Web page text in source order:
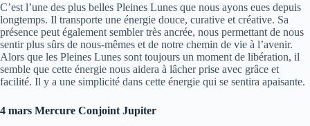
C’est l’une des plus belles Pleines Lunes que nous ayons eues depuis
longtemps. Il transporte une énergie douce, curative et créative. Sa
présence peut également sembler très ancrée, nous permettant de nous
sentir plus sûrs de nous-mêmes et de notre chemin de vie à l’avenir.
Alors que les Pleines Lunes sont toujours un moment de libération, il
semble que cette énergie nous aidera à lâcher prise avec grâce et
facilité. Il y a une simplicité dans cette énergie qui se sentira apaisante.
4 mars Mercure Conjoint Jupiter